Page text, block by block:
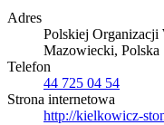
Adres
Polskiej Organizacji
Mazowiecki, Polska
Telefon
44 725 04 54
Strona internetowa
http://kielkowicz-